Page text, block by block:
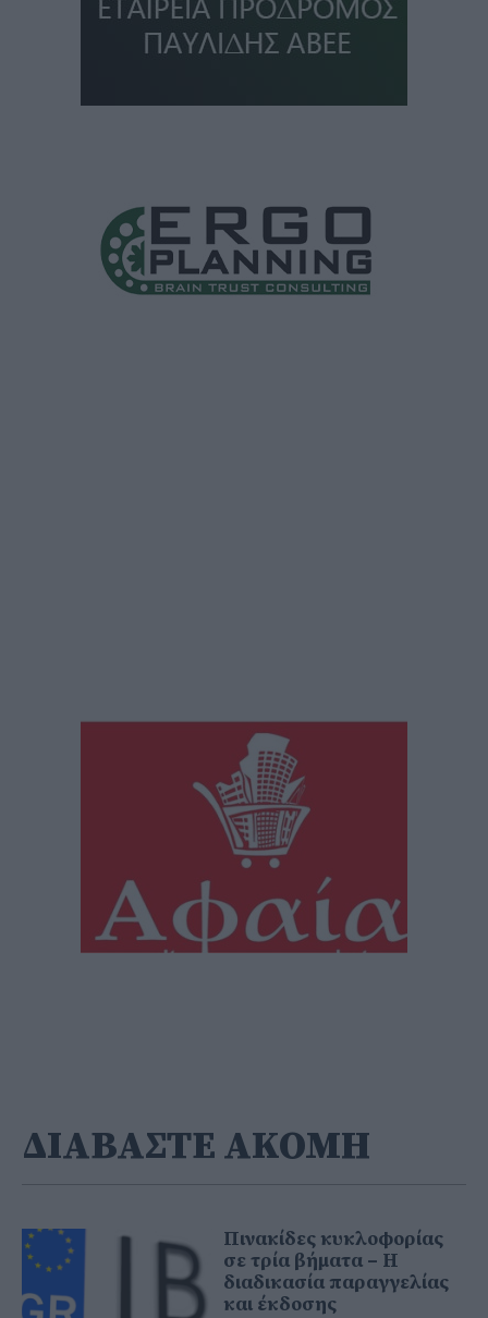
ΔΙΑΒΑΣΤΕ ΑΚΟΜΗ
Πινακίδες κυκλοφορίας
σε τρία βήματα – Η
διαδικασία παραγγελίας
και έκδοσης